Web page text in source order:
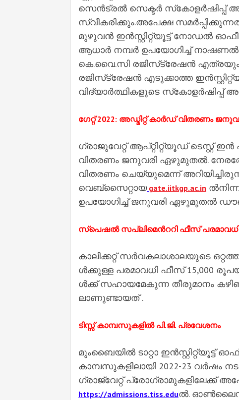
സെൻട്രൽ സെക്ടർ സ്‌കോളർഷിപ്പ്
സ്വീകരിക്കും.അപേക്ഷ
മുഴുവൻ ഇൻസ്റ്റിറ്റ്യൂട്ട് നോഡൽ
ആധാർ നമ്പർ ഉപയോഗിച്ച് നാഷണൽ
കെ.വൈ.സി രജിസ്‌ട്രേഷൻ
രജിസ്‌ട്രേഷൻ എടുക്കാത്ത
വിദ്യാർത്ഥികളുടെ സ്‌കോളർഷിപ്പ്
ഗേറ്റ് 2022: അഡ്മിറ്റ് കാർഡ്​ വിതരണം
ഗ്രാജുവേറ്റ് ആപ്റ്റിറ്റ്യൂഡ് ടെസ്റ്റ് ഇൻ
വിതരണം ജനുവരി ഏഴുമുതൽ.
വിതരണം ചെയ്യുമെന്ന്​
വെബ്​സൈറ്റായ gate.iitkgp.ac.in
ഉപയോഗിച്ച് ജനുവരി ഏഴുമുതൽ
സ്‌പെഷല്‍ സപ്ലിമെന്‍ററി ഫീസ് പരമാവധി
കാ​ലി​ക്ക​റ്റ് സ​ര്‍വ​ക​ലാ​ശാ​ല​യു​ടെ
ള്‍ക്കു​ള്ള പ​ര​മാ​വ​ധി ഫീ​സ് 15,000
ള്‍ക്ക് സ​ഹാ​യ​മേ​കു​ന്ന തീ​രു​മാ​നം
ലാ​ണു​ണ്ടാ​യ​ത്‌ .
ടിസ്സ്​​ കാമ്പസുകളിൽ പി.ജി. പ്രവേശനം
മുംബൈയിൽ ടാറ്റാ
കാമ്പസുകളിലായി 2022-23
ഗ്രാജ്വേറ്റ്​ പ്രോഗ്രാമുകളിലേക്ക്​
https://admissions.tiss.eduൽ​. ഓൺലൈൻ